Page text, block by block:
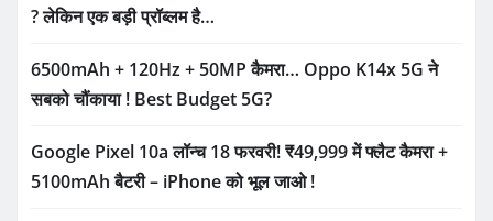
? लेकिन एक बड़ी प्रॉब्लम है…
6500mAh + 120Hz + 50MP कैमरा… Oppo K14x 5G ने
सबको चौंकाया ! Best Budget 5G?
Google Pixel 10a लॉन्च 18 फरवरी! ₹49,999 में फ्लैट कैमरा +
5100mAh बैटरी – iPhone को भूल जाओ !